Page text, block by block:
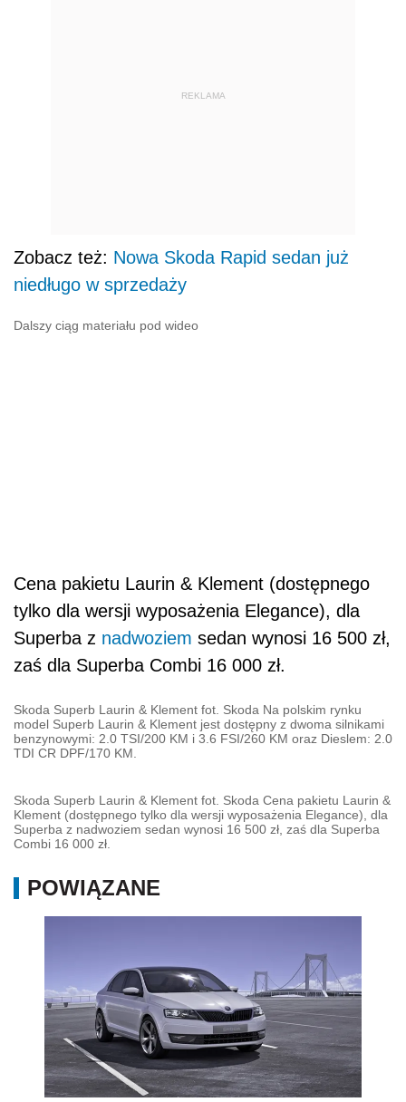
REKLAMA
Zobacz też: Nowa Skoda Rapid sedan już
niedługo w sprzedaży
Dalszy ciąg materiału pod wideo
Cena pakietu Laurin & Klement (dostępnego
tylko dla wersji wyposażenia Elegance), dla
Superba z nadwoziem sedan wynosi 16 500 zł,
zaś dla Superba Combi 16 000 zł.
Skoda Superb Laurin & Klement fot. Skoda Na polskim rynku
model Superb Laurin & Klement jest dostępny z dwoma silnikami
benzynowymi: 2.0 TSI/200 KM i 3.6 FSI/260 KM oraz Dieslem: 2.0
TDI CR DPF/170 KM.
Skoda Superb Laurin & Klement fot. Skoda Cena pakietu Laurin &
Klement (dostępnego tylko dla wersji wyposażenia Elegance), dla
Superba z nadwoziem sedan wynosi 16 500 zł, zaś dla Superba
Combi 16 000 zł.
POWIĄZANE